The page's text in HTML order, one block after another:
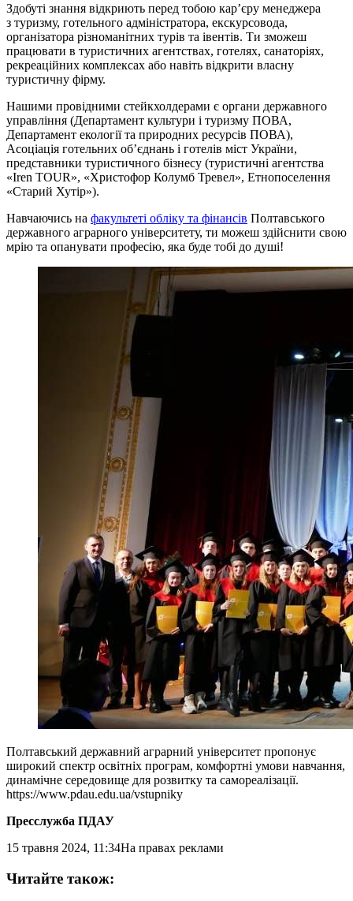
Здобуті знання відкриють перед тобою кар’єру менеджера
з туризму, готельного адміністратора, екскурсовода,
організатора різноманітних турів та івентів. Ти зможеш
працювати в туристичних агентствах, готелях, санаторіях,
рекреаційних комплексах або навіть відкрити власну
туристичну фірму.
Нашими провідними стейкхолдерами є органи державного
управління (Департамент культури і туризму ПОВА,
Департамент екології та природних ресурсів ПОВА),
Асоціація готельних об’єднань і готелів міст України,
представники туристичного бізнесу (туристичні агентства
«Iren TOUR», «Христофор Колумб Тревел», Етнопоселення
«Старий Хутір»).
Навчаючись на факультеті обліку та фінансів Полтавського
державного аграрного університету, ти можеш здійснити свою
мрію та опанувати професію, яка буде тобі до душі!
Полтавський державний аграрний університет пропонує
широкий спектр освітніх програм, комфортні умови навчання,
динамічне середовище для розвитку та самореалізації.
https://www.pdau.edu.ua/vstupniky
Пресслужба ПДАУ
15 травня 2024, 11:34На правах реклами
Читайте також: